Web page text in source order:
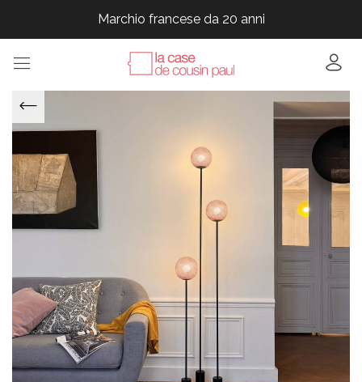
Marchio francese da 20 anni
Marchio francese da 20 anni
Marchio francese da 20 anni